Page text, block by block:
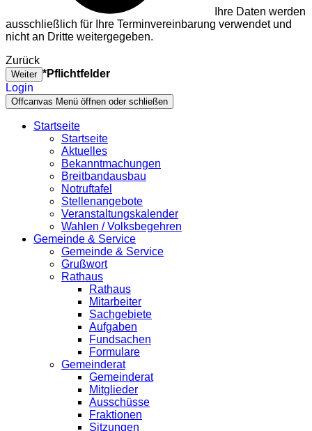
Ihre Daten werden
ausschließlich für Ihre Terminvereinbarung verwendet und
nicht an Dritte weitergegeben.
Zurück
Weiter *Pflichtfelder
Login
Offcanvas Menü öffnen oder schließen
Startseite
Startseite
Aktuelles
Bekanntmachungen
Breitbandausbau
Notruftafel
Stellenangebote
Veranstaltungskalender
Wahlen / Volksbegehren
Gemeinde & Service
Gemeinde & Service
Grußwort
Rathaus
Rathaus
Mitarbeiter
Sachgebiete
Aufgaben
Fundsachen
Formulare
Gemeinderat
Gemeinderat
Mitglieder
Ausschüsse
Fraktionen
Sitzungen